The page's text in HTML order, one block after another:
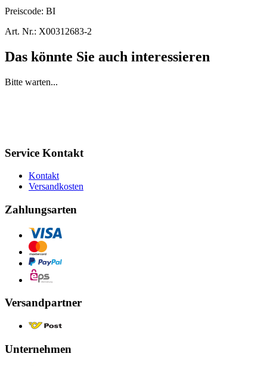
Preiscode: BI
Art. Nr.: X00312683-2
Das könnte Sie auch interessieren
Bitte warten...
Service Kontakt
Kontakt
Versandkosten
Zahlungsarten
Versandpartner
Unternehmen